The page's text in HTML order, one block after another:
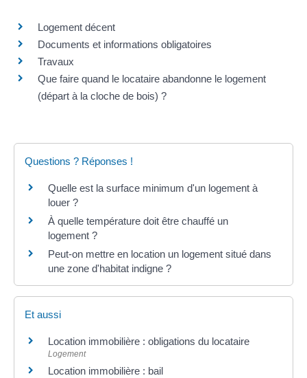
Logement décent
Documents et informations obligatoires
Travaux
Que faire quand le locataire abandonne le logement
(départ à la cloche de bois) ?
Questions ? Réponses !
Quelle est la surface minimum d'un logement à
louer ?
À quelle température doit être chauffé un
logement ?
Peut-on mettre en location un logement situé dans
une zone d'habitat indigne ?
Et aussi
Location immobilière : obligations du locataire
Logement
Location immobilière : bail